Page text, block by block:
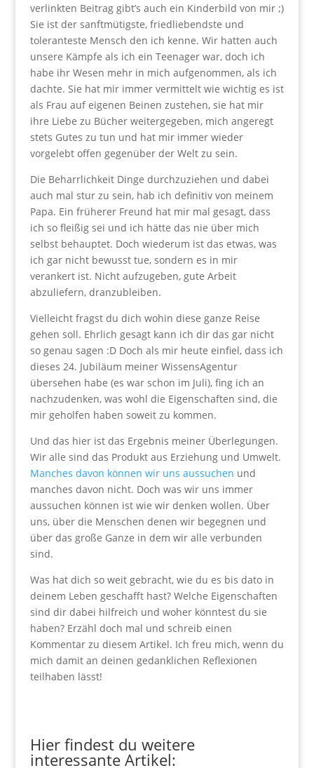
verlinkten Beitrag gibt’s auch ein Kinderbild von mir ;)
Sie ist der sanftmütigste, friedliebendste und
toleranteste Mensch den ich kenne. Wir hatten auch
unsere Kämpfe als ich ein Teenager war, doch ich
habe ihr Wesen mehr in mich aufgenommen, als ich
dachte. Sie hat mir immer vermittelt wie wichtig es ist
als Frau auf eigenen Beinen zustehen, sie hat mir
ihre Liebe zu Bücher weitergegeben, mich angeregt
stets Gutes zu tun und hat mir immer wieder
vorgelebt offen gegenüber der Welt zu sein.
Die Beharrlichkeit Dinge durchzuziehen und dabei
auch mal stur zu sein, hab ich definitiv von meinem
Papa. Ein früherer Freund hat mir mal gesagt, dass
ich so fleißig sei und ich hätte das nie über mich
selbst behauptet. Doch wiederum ist das etwas, was
ich gar nicht bewusst tue, sondern es in mir
verankert ist. Nicht aufzugeben, gute Arbeit
abzuliefern, dranzubleiben.
Vielleicht fragst du dich wohin diese ganze Reise
gehen soll. Ehrlich gesagt kann ich dir das gar nicht
so genau sagen :D Doch als mir heute einfiel, dass ich
dieses 24. Jubiläum meiner WissensAgentur
übersehen habe (es war schon im Juli), fing ich an
nachzudenken, was wohl die Eigenschaften sind, die
mir geholfen haben soweit zu kommen.
Und das hier ist das Ergebnis meiner Überlegungen.
Wir alle sind das Produkt aus Erziehung und Umwelt.
Manches davon können wir uns aussuchen und
manches davon nicht. Doch was wir uns immer
aussuchen können ist wie wir denken wollen. Über
uns, über die Menschen denen wir begegnen und
über das große Ganze in dem wir alle verbunden
sind.
Was hat dich so weit gebracht, wie du es bis dato in
deinem Leben geschafft hast? Welche Eigenschaften
sind dir dabei hilfreich und woher könntest du sie
haben? Erzähl doch mal und schreib einen
Kommentar zu diesem Artikel. Ich freu mich, wenn du
mich damit an deinen gedanklichen Reflexionen
teilhaben lässt!
Hier findest du weitere
interessante Artikel: